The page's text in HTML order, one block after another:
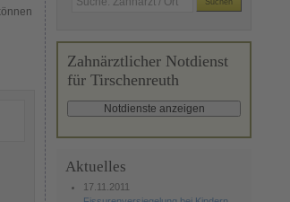
Zahnärztlicher Notdienst
für Tirschenreuth
Aktuelles
17.11.2011